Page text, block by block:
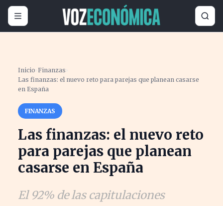
Inicio ›Finanzas ›
Las finanzas: el nuevo reto para parejas que planean casarse
en España
FINANZAS
Las finanzas: el nuevo reto
para parejas que planean
casarse en España
El 92% de las capitulaciones